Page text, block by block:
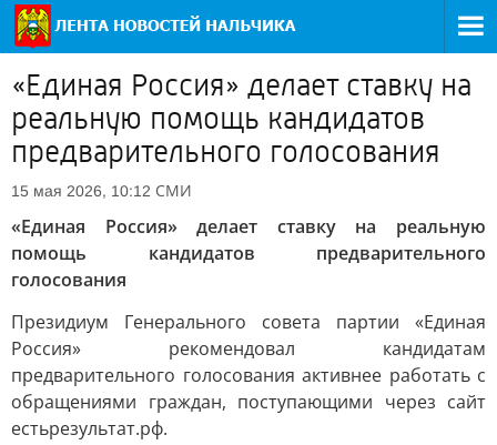
«Единая Россия» делает ставку на
реальную помощь кандидатов
предварительного голосования
15 мая 2026, 10:12 СМИ
«Единая Россия» делает ставку на реальную
помощь кандидатов предварительного
голосования
Президиум Генерального совета партии «Единая
Россия» рекомендовал кандидатам
предварительного голосования активнее работать с
обращениями граждан, поступающими через сайт
естьрезультат.рф.